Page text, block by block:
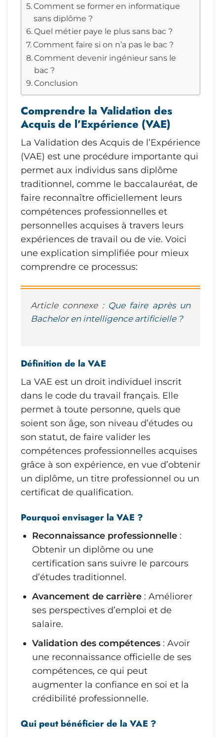
Comment se former en informatique
sans diplôme ?
Quel métier paye le plus sans bac ?
Comment faire si on n’a pas le bac ?
Comment devenir ingénieur sans le
bac ?
Conclusion
Comprendre la Validation des
Acquis de l’Expérience (VAE)
La Validation des Acquis de l’Expérience
(VAE) est une procédure importante qui
permet aux individus sans diplôme
traditionnel, comme le baccalauréat, de
faire reconnaître officiellement leurs
compétences professionnelles et
personnelles acquises à travers leurs
expériences de travail ou de vie. Voici
une explication simplifiée pour mieux
comprendre ce processus:
Article connexe : Que faire après un
Bachelor en intelligence artificielle ?
Définition de la VAE
La VAE est un droit individuel inscrit
dans le code du travail français. Elle
permet à toute personne, quels que
soient son âge, son niveau d’études ou
son statut, de faire valider les
compétences professionnelles acquises
grâce à son expérience, en vue d’obtenir
un diplôme, un titre professionnel ou un
certificat de qualification.
Pourquoi envisager la VAE ?
Reconnaissance professionnelle :
Obtenir un diplôme ou une
certification sans suivre le parcours
d’études traditionnel.
Avancement de carrière : Améliorer
ses perspectives d’emploi et de
salaire.
Validation des compétences : Avoir
une reconnaissance officielle de ses
compétences, ce qui peut
augmenter la confiance en soi et la
crédibilité professionnelle.
Qui peut bénéficier de la VAE ?